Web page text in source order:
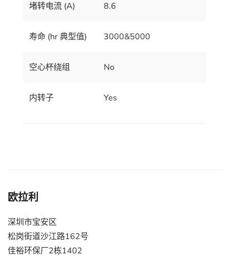
堵转电流 (A) 8.6
寿命 (hr 典型值) 3000&5000
空心杯绕组 No
内转子 Yes
欧拉利
深圳市宝安区
松岗街道沙江路162号
佳裕环保厂2栋1402